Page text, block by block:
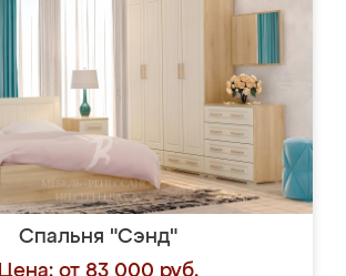
Спальня "Сэнд"
Цена: от 83 000 руб.